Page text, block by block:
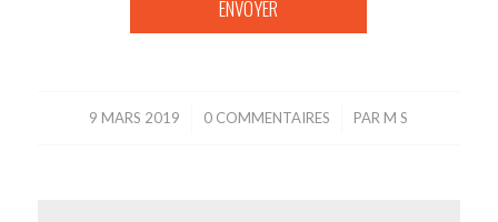
9 MARS 2019
/ 0 COMMENTAIRES
/ PAR M S